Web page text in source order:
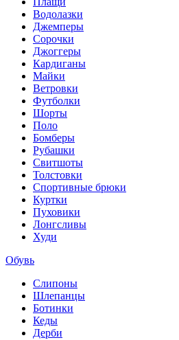
Водолазки
Джемперы
Сорочки
Джоггеры
Кардиганы
Майки
Ветровки
Футболки
Шорты
Поло
Бомберы
Рубашки
Свитшоты
Толстовки
Спортивные брюки
Куртки
Пуховики
Лонгсливы
Худи
Обувь
Слипоны
Шлепанцы
Ботинки
Кеды
Дерби